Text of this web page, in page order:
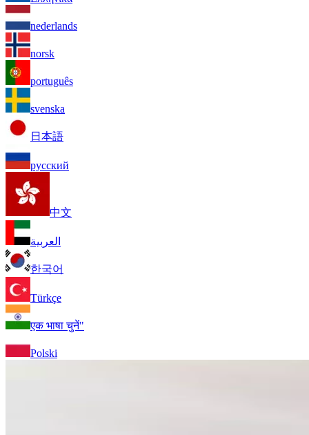
nederlands
norsk
português
svenska
日本語
русский
中文
العربية
한국어
Türkçe
एक भाषा चुनें"
Polski